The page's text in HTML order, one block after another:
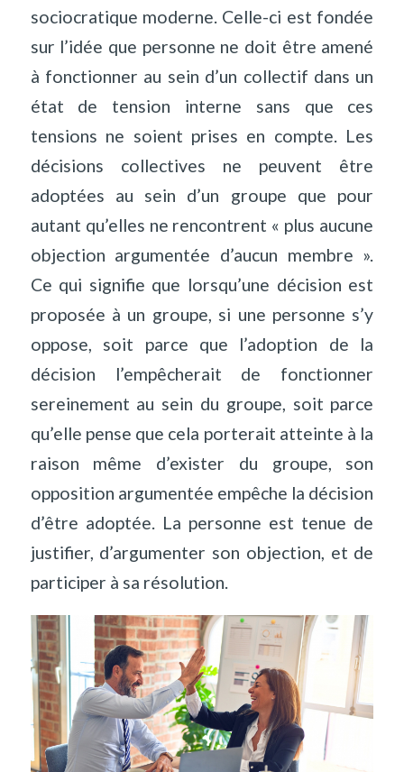
sociocratique moderne. Celle-ci est fondée
sur l’idée que personne ne doit être amené
à fonctionner au sein d’un collectif dans un
état de tension interne sans que ces
tensions ne soient prises en compte. Les
décisions collectives ne peuvent être
adoptées au sein d’un groupe que pour
autant qu’elles ne rencontrent « plus aucune
objection argumentée d’aucun membre ».
Ce qui signifie que lorsqu’une décision est
proposée à un groupe, si une personne s’y
oppose, soit parce que l’adoption de la
décision l’empêcherait de fonctionner
sereinement au sein du groupe, soit parce
qu’elle pense que cela porterait atteinte à la
raison même d’exister du groupe, son
opposition argumentée empêche la décision
d’être adoptée. La personne est tenue de
justifier, d’argumenter son objection, et de
participer à sa résolution.